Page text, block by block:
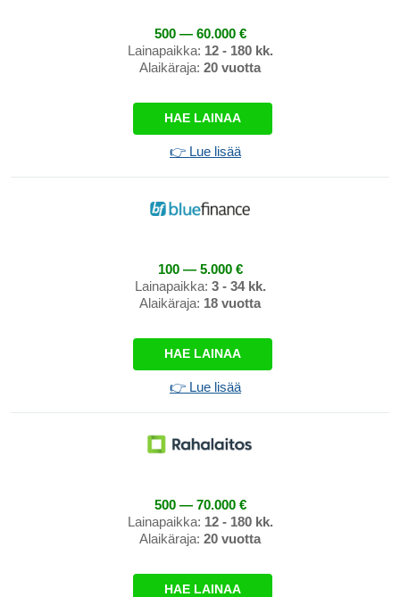
500 — 60.000 €
Lainapaikka: 12 - 180 kk.
Alaikäraja: 20 vuotta
HAE LAINAA
👉 Lue lisää
100 — 5.000 €
Lainapaikka: 3 - 34 kk.
Alaikäraja: 18 vuotta
HAE LAINAA
👉 Lue lisää
500 — 70.000 €
Lainapaikka: 12 - 180 kk.
Alaikäraja: 20 vuotta
HAE LAINAA